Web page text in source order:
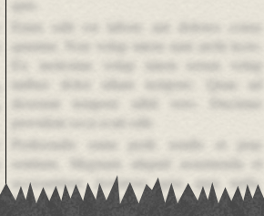
quis.
Enim odit est labore aut dolores conse
quuntur. Non volup tatem sunt archi tecto.
Ex molestiae volup tatem rerum volup
tatibus dolor ullam tempore. Quae ad
deserunt tempore nihil vero. Ducimus
provident occa ecati odit.
Perferendis enim perfe rendis et prae
sentium. Magnam aliquid assumenda et
accusantium inventore quia quia nulla.
Repellat sit dolores aut asperiores tempo